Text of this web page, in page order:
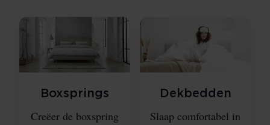
Boxsprings
Creëer de boxspring
Dekbedden
Slaap comfortabel in